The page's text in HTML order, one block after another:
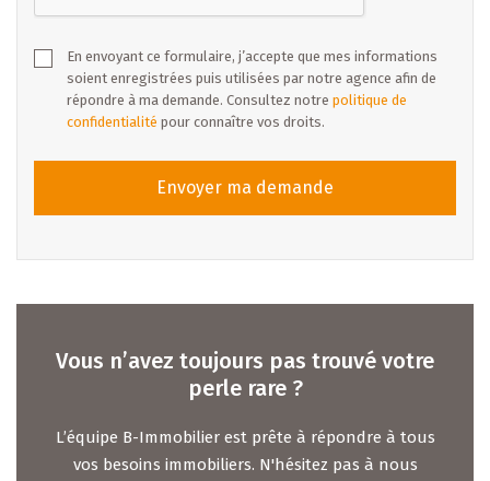
En envoyant ce formulaire, j’accepte que mes informations
soient enregistrées puis utilisées par notre agence afin de
répondre à ma demande. Consultez notre politique de
confidentialité pour connaître vos droits.
Envoyer ma demande
Vous n’avez toujours pas trouvé votre
perle rare ?
L’équipe B-Immobilier est prête à répondre à tous
vos besoins immobiliers. N'hésitez pas à nous